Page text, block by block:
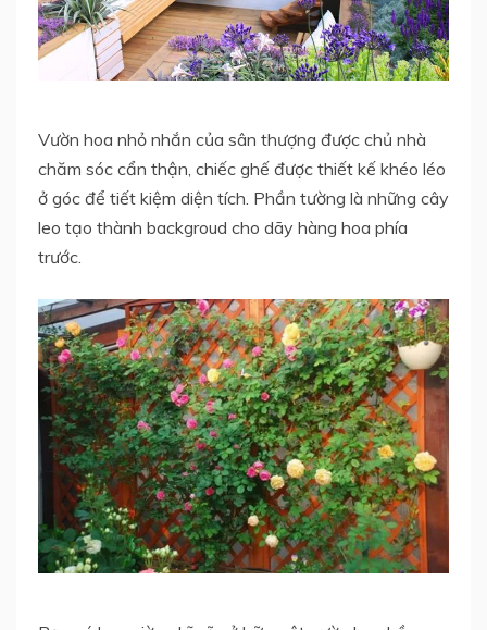
Vườn hoa nhỏ nhắn của sân thượng được chủ nhà
chăm sóc cẩn thận, chiếc ghế được thiết kế khéo léo
ở góc để tiết kiệm diện tích. Phần tường là những cây
leo tạo thành backgroud cho dãy hàng hoa phía
trước.